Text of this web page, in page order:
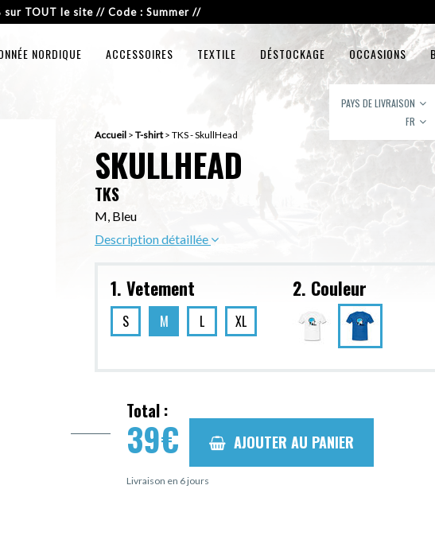
sur TOUT le site // Code : Summer //
NORDIQUE ACCESSOIRES TEXTILE DÉSTOCKAGE OCCASIONS
PAYS DE LIVRAISON
FR
Accueil > T-shirt> TKS - SkullHead
SKULLHEAD
TKS
M, Bleu
Description détaillée
1. Vetement
S M L XL
2. Couleur
Total :
39€ AJOUTER AU PANIER
Livraison en 6 jours